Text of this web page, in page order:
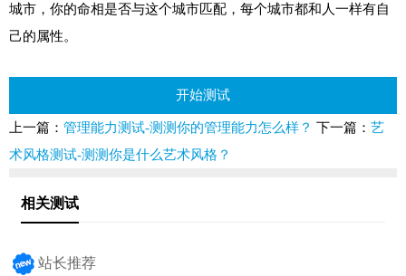
城市，你的命相是否与这个城市匹配，每个城市都和人一样有自
己的属性。
开始测试
上一篇： 管理能力测试-测测你的管理能力怎么样？ 下一篇： 艺
术风格测试-测测你是什么艺术风格？
相关测试
站长推荐